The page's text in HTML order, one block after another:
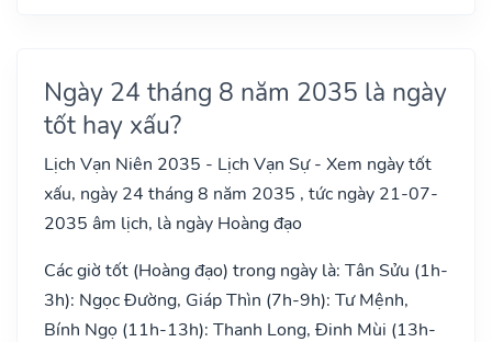
Ngày 24 tháng 8 năm 2035 là ngày
tốt hay xấu?
Lịch Vạn Niên 2035 - Lịch Vạn Sự - Xem ngày tốt
xấu, ngày 24 tháng 8 năm 2035 , tức ngày 21-07-
2035 âm lịch, là ngày Hoàng đạo
Các giờ tốt (Hoàng đạo) trong ngày là: Tân Sửu (1h-
3h): Ngọc Đường, Giáp Thìn (7h-9h): Tư Mệnh,
Bính Ngọ (11h-13h): Thanh Long, Đinh Mùi (13h-